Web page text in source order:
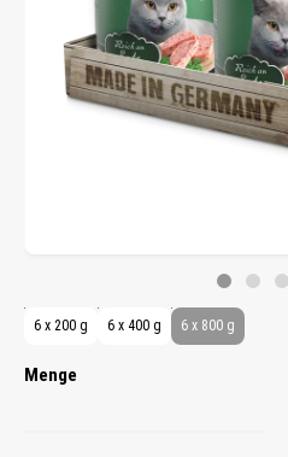
6 x 200 g 6 x 400 g 6 x 800 g
Menge